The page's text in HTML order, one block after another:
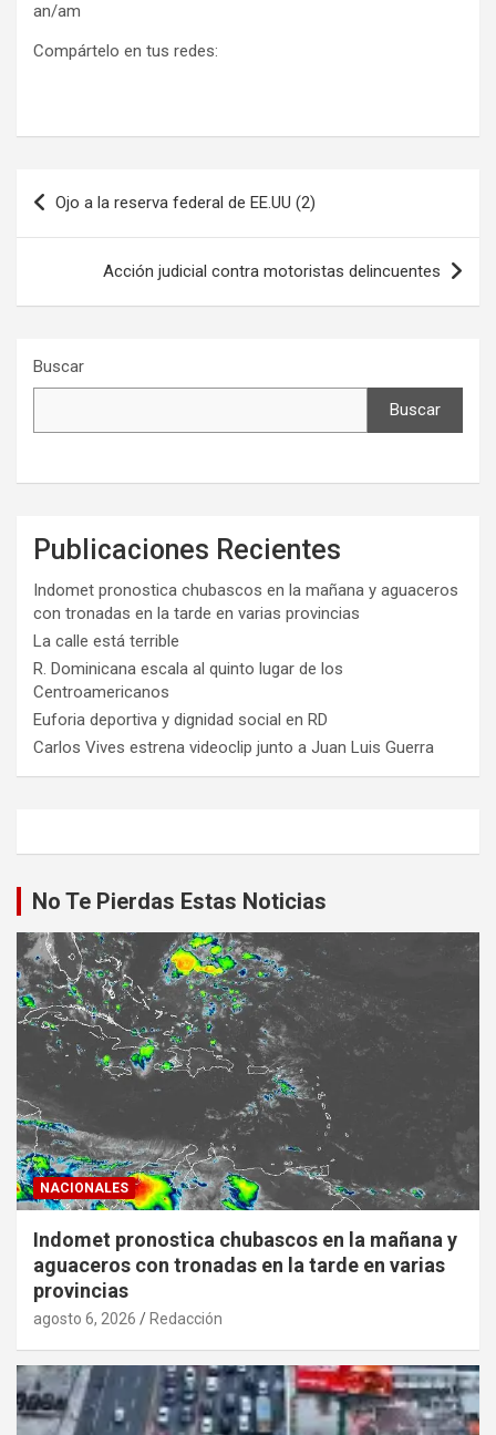
an/am
Compártelo en tus redes:
Navegación
de
entradas
Ojo a la reserva federal de EE.UU (2)
Acción judicial contra motoristas delincuentes
Buscar
Buscar
Publicaciones Recientes
Indomet pronostica chubascos en la mañana y aguaceros
con tronadas en la tarde en varias provincias
La calle está terrible
R. Dominicana escala al quinto lugar de los
Centroamericanos
Euforia deportiva y dignidad social en RD
Carlos Vives estrena videoclip junto a Juan Luis Guerra
No Te Pierdas Estas Noticias
NACIONALES
Indomet pronostica chubascos en la mañana y
aguaceros con tronadas en la tarde en varias
provincias
agosto 6, 2026 Redacción